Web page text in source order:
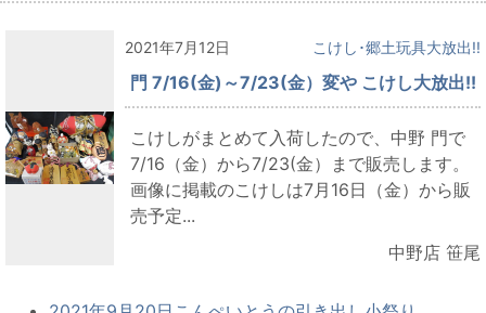
2021年7月12日 こけし･郷土玩具大放出!!
門 7/16(金)～7/23(金）変や こけし大放出!!
こけしがまとめて入荷したので、中野 門で
7/16（金）から7/23(金）まで販売します。
画像に掲載のこけしは7月16日（金）から販
売予定...
中野店 笹尾